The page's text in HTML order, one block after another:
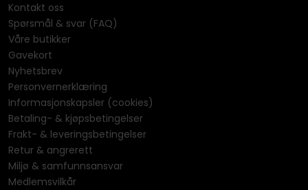
Kontakt oss
Spørsmål & svar (FAQ)
Våre butikker
Gavekort
Nyhetsbrev
Personvernerklæring
Informasjonskapsler (cookies)
Betaling- & kjøpsbetingelser
Frakt- & leveringsbetingelser
Retur & angrerett
Miljø & samfunnsansvar
Medlemsvilkår